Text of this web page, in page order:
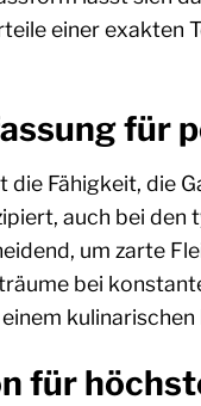
einer
für
Fähigkeit, die
auch bei
um zarte
bei
für